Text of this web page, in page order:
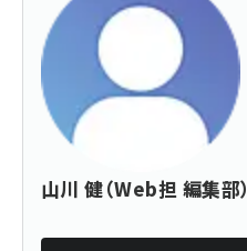
山川 健（Web担 編集部）